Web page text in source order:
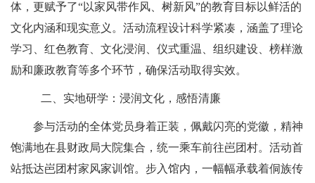
体，更赋予了“以家风带作风、树新风”的教育目标以鲜活的
文化内涵和现实意义。活动流程设计科学紧凑，涵盖了理论
学习、红色教育、文化浸润、仪式重温、组织建设、榜样激
励和廉政教育等多个环节，确保活动取得实效。
二、 实地研学：浸润文化，感悟清廉
参与活动的全体党员身着正装，佩戴闪亮的党徽，精神
饱满地在县财政局大院集合，统一乘车前往岜团村。活动首
站抵达岜团村家风家训馆。步入馆内，一幅幅承载着侗族传